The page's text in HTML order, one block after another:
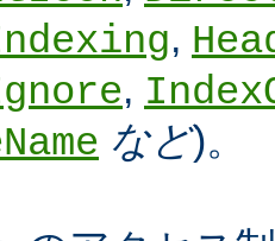
,
,
など)。